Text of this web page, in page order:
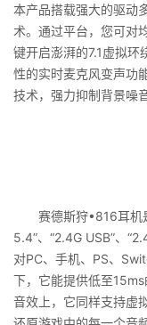
本产品搭载强大的驱动
术。通过平台，您可对
键开启澎湃的7.1虚拟环
性的实时麦克风变声功
技术，强力抑制背景噪
赛德斯狩•816耳机是
5.4”、“2.4G USB”、
对PC、手机、PS、
下，它能提供低至15ms
音效上，它同样支持虚